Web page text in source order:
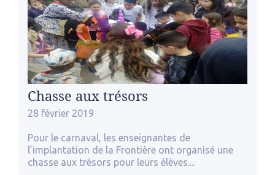
Chasse aux trésors
28 février 2019
Pour le carnaval, les enseignantes de
l’implantation de la Frontière ont organisé une
chasse aux trésors pour leurs élèves....